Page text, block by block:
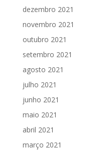
dezembro 2021
novembro 2021
outubro 2021
setembro 2021
agosto 2021
julho 2021
junho 2021
maio 2021
abril 2021
março 2021